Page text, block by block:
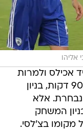
אליהו
אכילס ולמרות
שלא ברור האם הוא מסוגל לשחק 90 דקות, בניון
אלא
המשחק
מקומו בצ'לסי.